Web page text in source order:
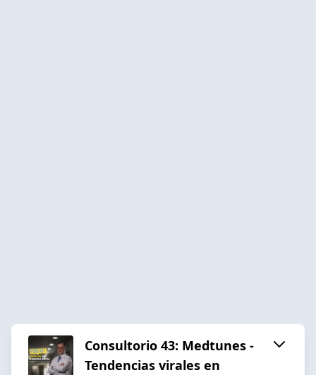
Consultorio 43: Medtunes -
Tendencias virales en